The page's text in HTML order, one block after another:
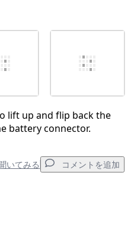
lift up and flip back the
battery connector.
いてみる コメントを追加